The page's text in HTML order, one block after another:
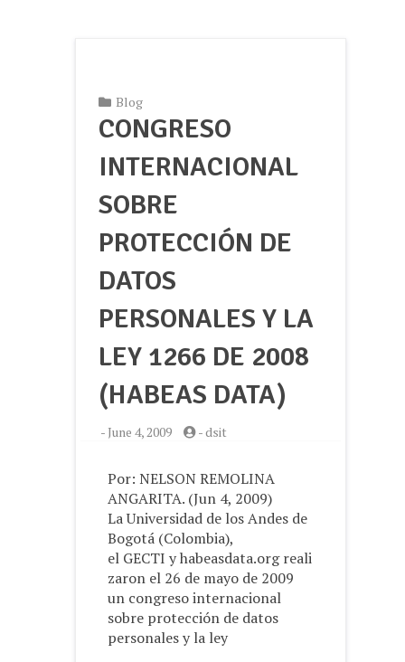
Blog
CONGRESO
INTERNACIONAL
SOBRE
PROTECCIÓN DE
DATOS
PERSONALES Y LA
LEY 1266 DE 2008
(HABEAS DATA)
- June 4, 2009 -dsit
Por: NELSON REMOLINA
ANGARITA. (Jun 4, 2009)
La Universidad de los Andes de
Bogotá (Colombia),
el GECTI y habeasdata.org reali
zaron el 26 de mayo de 2009
un congreso internacional
sobre protección de datos
personales y la ley